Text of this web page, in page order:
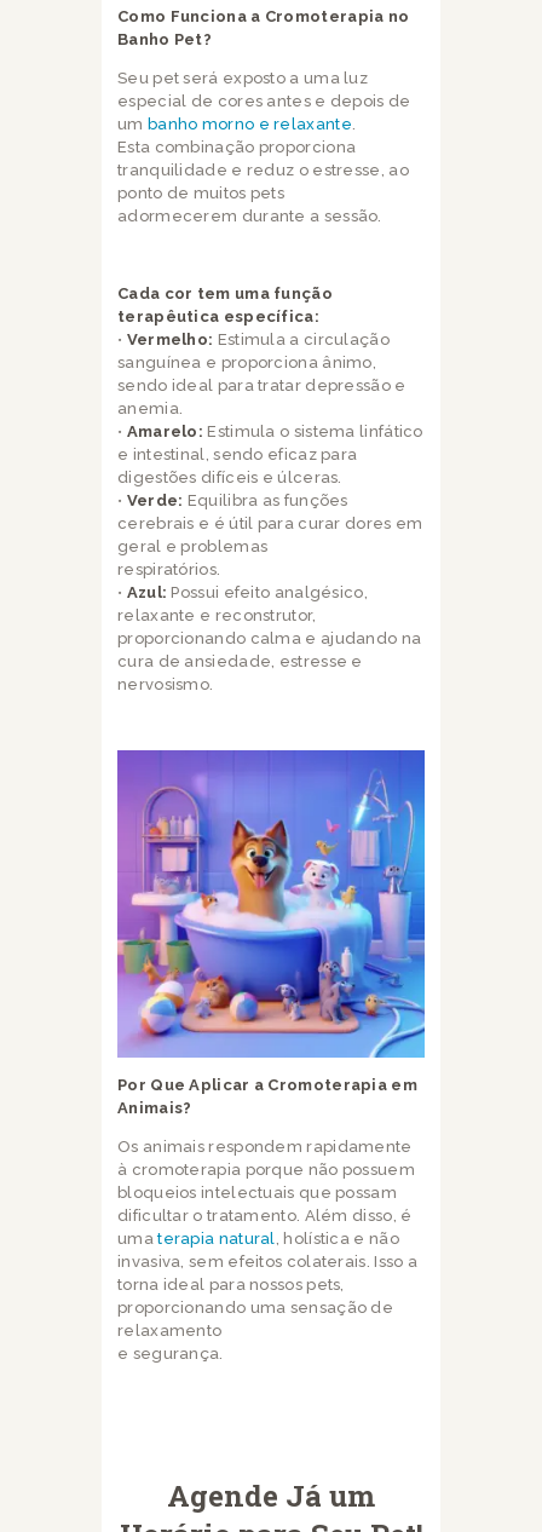
Como Funciona a Cromoterapia no
Banho Pet?
Seu pet será exposto a uma luz
especial de cores antes e depois de
um banho morno e relaxante
Esta combinação proporciona
tranquilidade e reduz o estresse, ao
ponto de muitos pets
adormecerem durante a sessão.
Cada cor tem uma função
terapêutica específica:
• Vermelho: Estimula a circulação
sanguínea e proporciona ânimo,
sendo ideal para tratar depressão e
anemia.
• Amarelo: Estimula o sistema linfático
e intestinal, sendo eficaz para
digestões difíceis e úlceras.
• Verde: Equilibra as funções
cerebrais e é útil para curar dores em
geral e problemas
respiratórios.
• Azul: Possui efeito analgésico,
relaxante e reconstrutor,
proporcionando calma e ajudando na
cura de ansiedade, estresse e
nervosismo.
Por Que Aplicar a Cromoterapia em
Animais?
Os animais respondem rapidamente
à cromoterapia porque não possuem
bloqueios intelectuais que possam
dificultar o tratamento. Além disso, é
umaterapia natural , holística e não
invasiva, sem efeitos colaterais. Isso a
torna ideal para nossos pets,
proporcionando uma sensação de
relaxamento
e segurança.
Agende Já um